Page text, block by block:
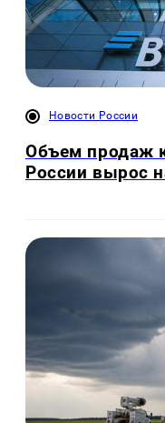
Новости России
Объем продаж
России вырос